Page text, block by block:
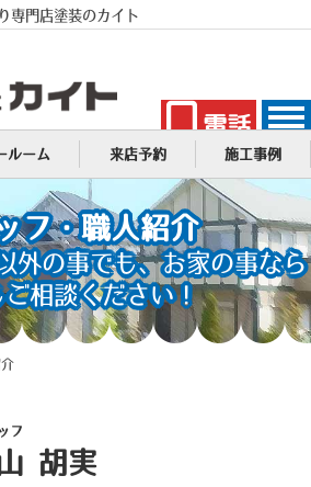
専門店塗装のカイト
電話
ルーム 来店予約 施工事例
フ・職人紹介
外の事でも、お家の事なら
相談ください！
フ
胡実